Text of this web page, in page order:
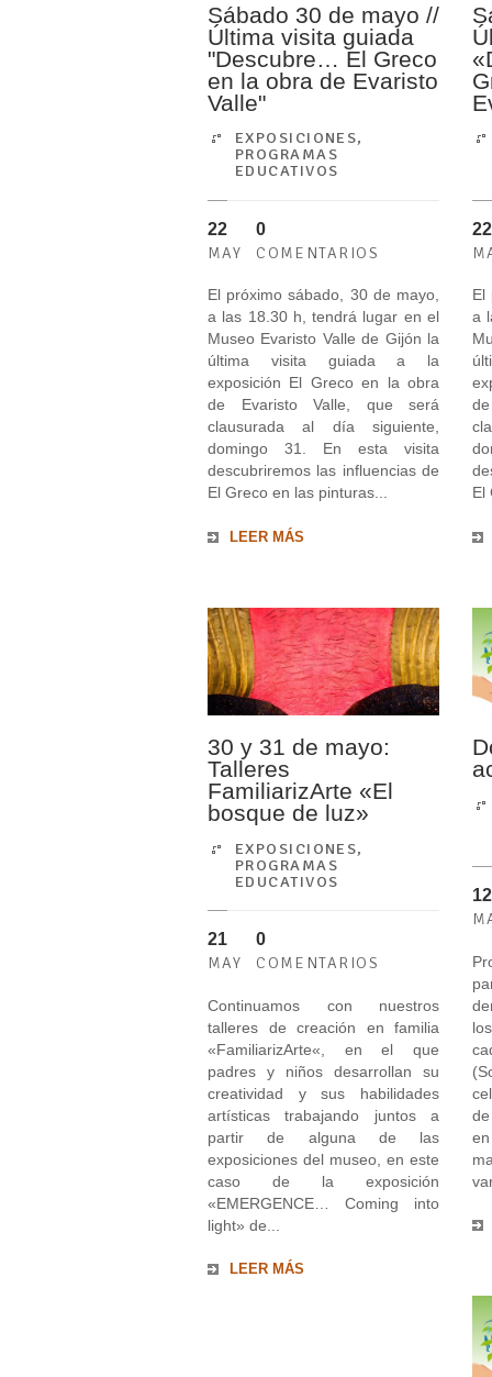
Sábado 30 de mayo //
Última visita guiada
"Descubre… El Greco
en la obra de Evaristo
Valle"
EXPOSICIONES,
PROGRAMAS
EDUCATIVOS
22
MAY
0
COMENTARIOS
El próximo sábado, 30 de mayo,
a las 18.30 h, tendrá lugar en el
Museo Evaristo Valle de Gijón la
última visita guiada a la
exposición El Greco en la obra
de Evaristo Valle, que será
clausurada al día siguiente,
domingo 31. En esta visita
descubriremos las influencias de
El Greco en las pinturas...
LEER MÁS
22
El
a
El
30 y 31 de mayo:
Talleres
FamiliarizArte «El
bosque de luz»
EXPOSICIONES,
PROGRAMAS
EDUCATIVOS
21
MAY
0
COMENTARIOS
Continuamos con nuestros
talleres de creación en familia
«FamiliarizArte«, en el que
padres y niños desarrollan su
creatividad y sus habilidades
artísticas trabajando juntos a
partir de alguna de las
exposiciones del museo, en este
caso de la exposición
«EMERGENCE… Coming into
light» de...
LEER MÁS
12